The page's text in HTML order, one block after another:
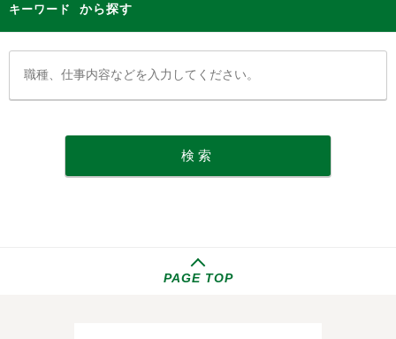
キーワード から探す
PAGE TOP